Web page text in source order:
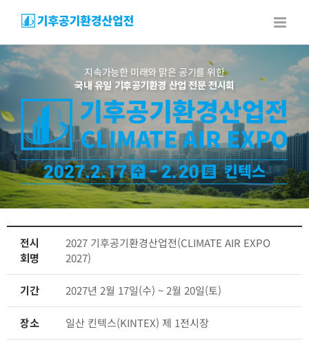
content
지속가능한 미래와 맑은 공기를 위한
국내 유일 기후공기환경 산업 전문 전시회
전시
회명
2027 기후공기환경산업전(CLIMATE AIR EXPO
2027)
기간 2027년 2월 17일(수) ~ 2월 20일(토)
장소 일산 킨텍스(KINTEX) 제 1전시장